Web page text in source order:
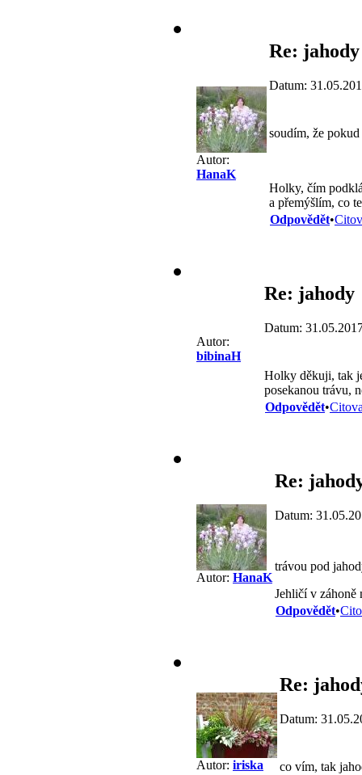
Autor:
HanaK
Re: jahody
Datum:
soudím, že
Holky, čím
a přemýšlím, co
Odpovědět•
Autor:
bibinaH
Re: jahody
Datum:
Holky děkuji, tak
posekanou trávu,
Odpovědět•
Autor: HanaK
Re:
Datum:
trávou pod
Jehličí v záhoně
Odpovědět•
Autor: iriska
Re:
Datum:
co vím, tak